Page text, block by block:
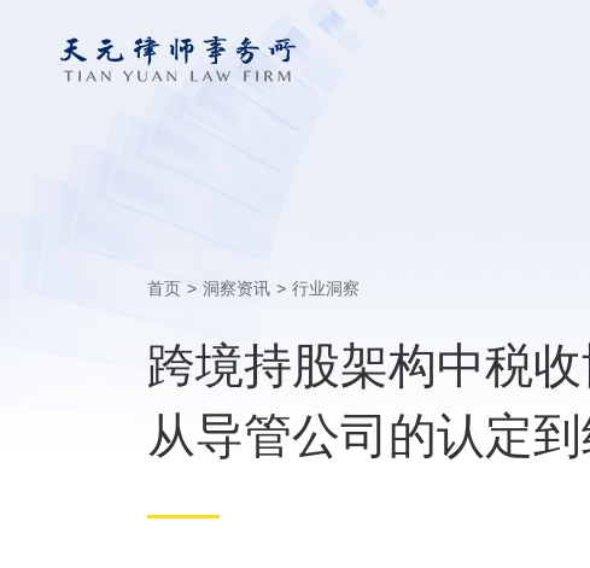
首页 > 洞察资讯 > 行业洞察
跨境持股架构中税
从导管公司的认定